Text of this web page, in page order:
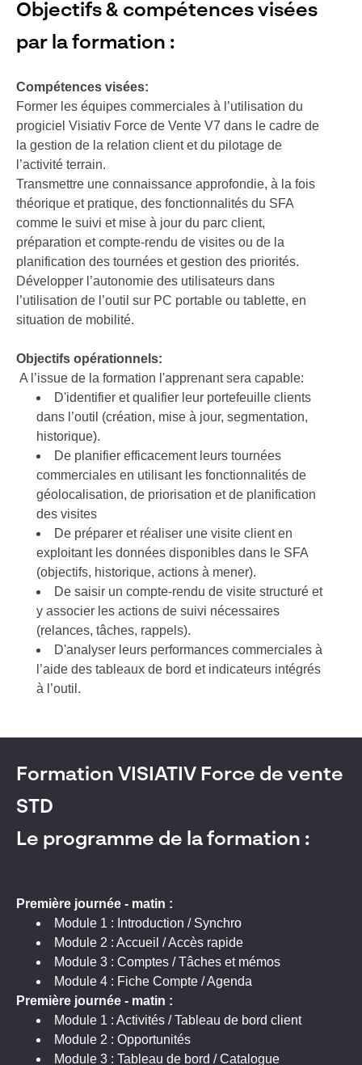
Objectifs & compétences visées
par la formation :
Compétences visées:
Former les équipes commerciales à l’utilisation du
progiciel Visiativ Force de Vente V7 dans le cadre de
la gestion de la relation client et du pilotage de
l’activité terrain.
Transmettre une connaissance approfondie, à la fois
théorique et pratique, des fonctionnalités du SFA
comme le suivi et mise à jour du parc client,
préparation et compte-rendu de visites ou de la
planification des tournées et gestion des priorités.
Développer l’autonomie des utilisateurs dans
l’utilisation de l’outil sur PC portable ou tablette, en
situation de mobilité.
Objectifs opérationnels:
A l’issue de la formation l'apprenant sera capable:
D'identifier et qualifier leur portefeuille clients
dans l’outil (création, mise à jour, segmentation,
historique).
De planifier efficacement leurs tournées
commerciales en utilisant les fonctionnalités de
géolocalisation, de priorisation et de planification
des visites
De préparer et réaliser une visite client en
exploitant les données disponibles dans le SFA
(objectifs, historique, actions à mener).
De saisir un compte-rendu de visite structuré et
y associer les actions de suivi nécessaires
(relances, tâches, rappels).
D'analyser leurs performances commerciales à
l’aide des tableaux de bord et indicateurs intégrés
à l’outil.
Formation VISIATIV Force de vente
STD
Le programme de la formation :
Première journée - matin :
Module 1 : Introduction / Synchro
Module 2 : Accueil / Accès rapide
Module 3 : Comptes / Tâches et mémos
Module 4 : Fiche Compte / Agenda
Première journée - matin :
Module 1 : Activités / Tableau de bord client
Module 2 : Opportunités
Module 3 : Tableau de bord / Catalogue